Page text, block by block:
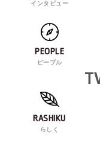
インタビュー
PEOPLE
ピープル
RASHIKU
らしく